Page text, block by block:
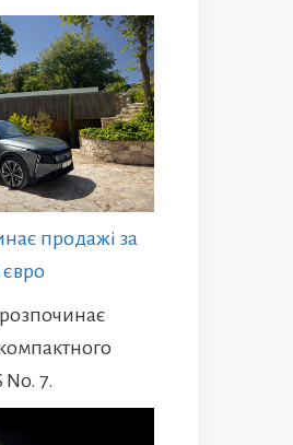
продажі за
євро
7.